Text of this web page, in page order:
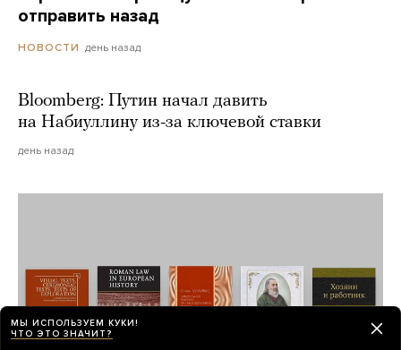
отправить назад
НОВОСТИ день назад
Bloomberg: Путин начал давить
на Набиуллину из-за ключевой ставки
день назад
МЫ ИСПОЛЬЗУЕМ КУКИ!
ЧТО ЭТО ЗНАЧИТ?